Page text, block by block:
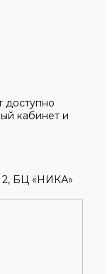
доступно
кабинет и
2, БЦ «НИКА»